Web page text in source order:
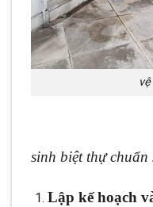
sinh biệt thự chuẩn
Lập kế hoạch